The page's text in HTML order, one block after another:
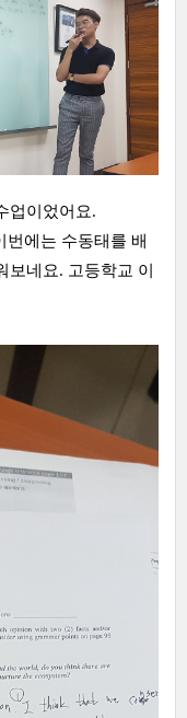
업이었어요.
번에는 수동태를 배
네요. 고등학교 이